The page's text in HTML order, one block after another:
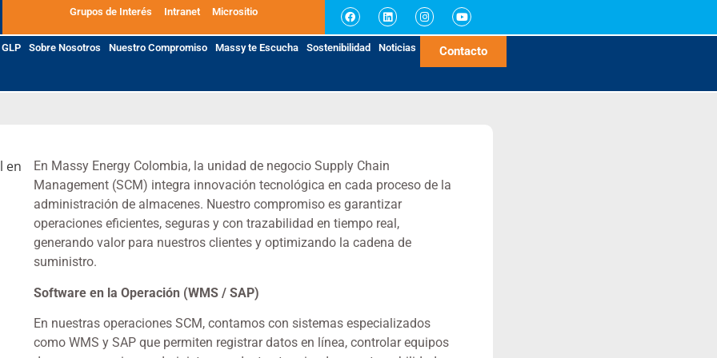
Grupos de Interés Intranet Micrositio
GLP Sobre Nosotros Nuestro Compromiso Massy te Escucha Sostenibilidad Noticias Contacto
En Massy Energy Colombia, la unidad de negocio Supply Chain
Management (SCM) integra innovación tecnológica en cada proceso de la
administración de almacenes. Nuestro compromiso es garantizar
operaciones eficientes, seguras y con trazabilidad en tiempo real,
generando valor para nuestros clientes y optimizando la cadena de
suministro.
Software en la Operación (WMS / SAP)
En nuestras operaciones SCM, contamos con sistemas especializados
como WMS y SAP que permiten registrar datos en línea, controlar equipos